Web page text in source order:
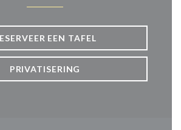
EEN TAFEL
PRIVATISERING